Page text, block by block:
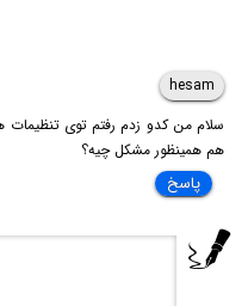
hesam
سلام من کدو زدم رفتم توی
هم همینظور مشکل چیه؟
پاسخ